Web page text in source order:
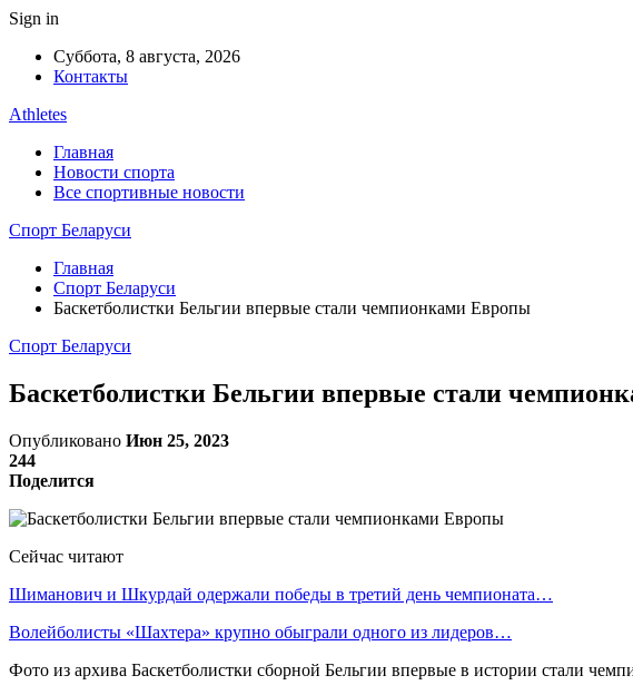
Sign in
Суббота, 8 августа, 2026
Контакты
Athletes
Главная
Новости спорта
Все спортивные новости
Спорт Беларуси
Главная
Спорт Беларуси
Баскетболистки Бельгии впервые стали чемпионками Европы
Спорт Беларуси
Баскетболистки Бельгии впервые стали
Опубликовано Июн 25, 2023
244
Поделится
Сейчас читают
Шиманович и Шкурдай одержали победы в третий день чемпионата…
Волейболисты «Шахтера» крупно обыграли одного из лидеров…
Фото из архива Баскетболистки сборной Бельгии впервые в истории стали